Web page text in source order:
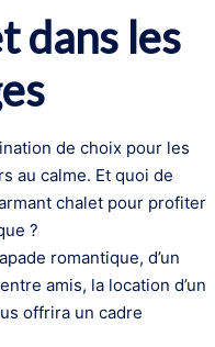
dans les
de choix pour les
au calme. Et quoi de
chalet pour profiter
?
romantique, d’un
amis, la location d’un
offrira un cadre